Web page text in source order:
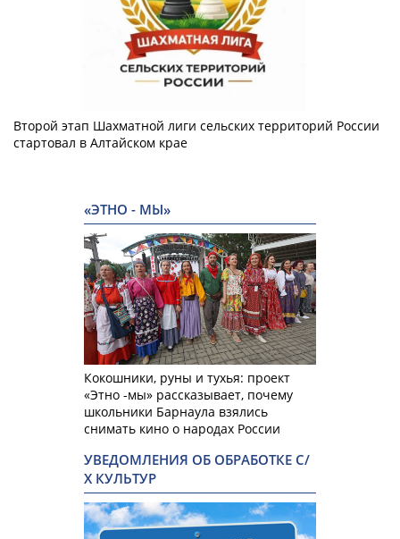
Второй этап Шахматной лиги сельских территорий России
стартовал в Алтайском крае
«ЭТНО - МЫ»
Кокошники, руны и тухья: проект
«Этно -мы» рассказывает, почему
школьники Барнаула взялись
снимать кино о народах России
УВЕДОМЛЕНИЯ ОБ ОБРАБОТКЕ С/
Х КУЛЬТУР